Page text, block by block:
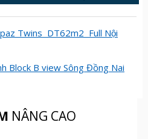
Twins DT62m2 Full Nội
Block B view Sông Đồng Nai
NÂNG CAO